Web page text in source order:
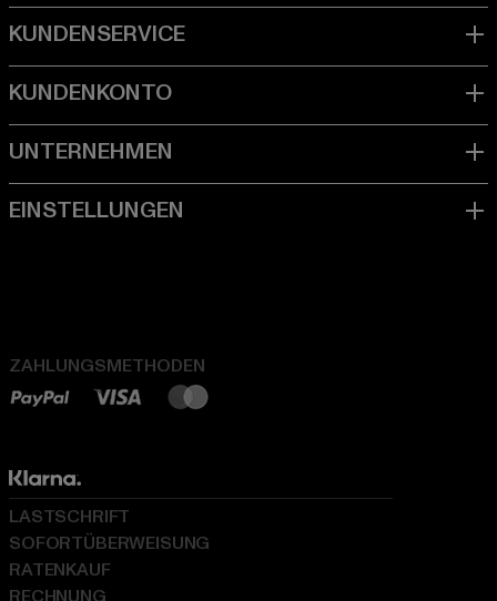
ZAHLUNGSMETHODEN
LASTSCHRIFT
SOFORTÜBERWEISUNG
RATENKAUF